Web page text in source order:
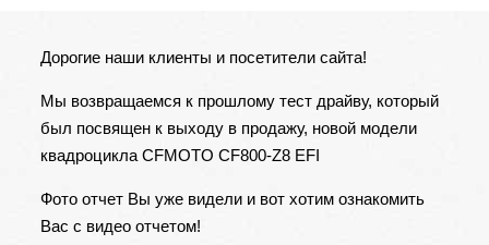
Дорогие наши клиенты и посетители сайта!
Мы возвращаемся к прошлому тест драйву, который
был посвящен к выходу в продажу, новой модели
квадроцикла CFMOTO CF800-Z8 EFI
Фото отчет Вы уже видели и вот хотим ознакомить
Вас с видео отчетом!